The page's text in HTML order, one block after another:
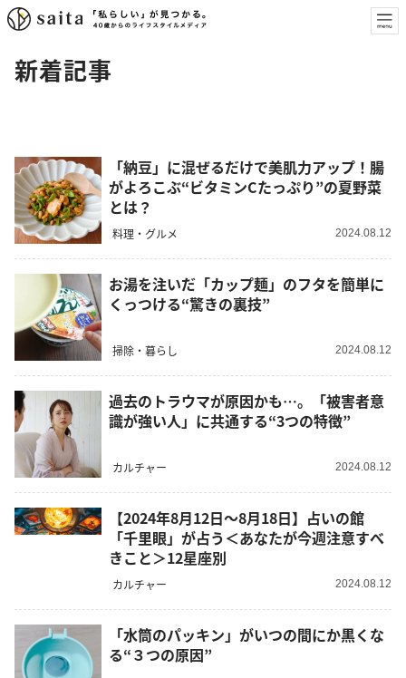
新着記事
「納豆」に混ぜるだけで美肌力アップ！腸
がよろこぶ“ビタミンCたっぷり”の夏野菜
とは？
料理・グルメ 2024.08.12
お湯を注いだ「カップ麺」のフタを簡単に
くっつける“驚きの裏技”
掃除・暮らし 2024.08.12
過去のトラウマが原因かも…。「被害者意
識が強い人」に共通する“3つの特徴”
カルチャー 2024.08.12
【2024年8月12日～8月18日】占いの館
「千里眼」が占う＜あなたが今週注意すべ
きこと＞12星座別
カルチャー 2024.08.12
「水筒のパッキン」がいつの間にか黒くな
る“３つの原因”